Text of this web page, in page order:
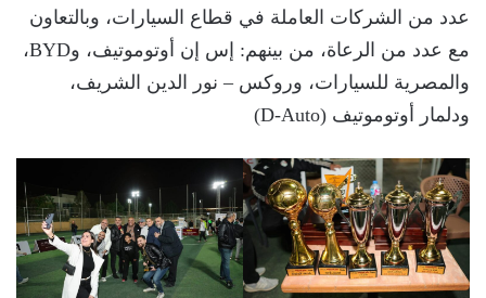
عدد من الشركات العاملة في قطاع السيارات، وبالتعاون
مع عدد من الرعاة، من بينهم: إس إن أوتوموتيف، وBYD،
والمصرية للسيارات، وروكس – نور الدين الشريف،
ودلمار أوتوموتيف (D-Auto)